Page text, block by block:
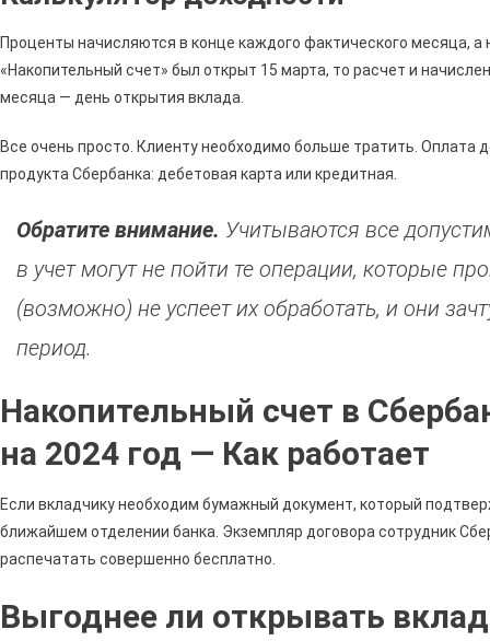
Проценты начисляются в конце каждого фактического месяца,
«Накопительный счет» был открыт 15 марта, то расчет и
месяца — день открытия вклада.
Все очень просто. Клиенту необходимо больше тратить.
продукта Сбербанка: дебетовая карта или кредитная.
Обратите внимание. Учитываются все
в учет могут не пойти те операции, которые
(возможно) не успеет их обработать, и они
период.
Накопительный счет в
на 2024 год — Как работает
Если вкладчику необходим бумажный документ, который
ближайшем отделении банка. Экземпляр договора сотрудник
распечатать совершенно бесплатно.
Выгоднее ли открывать